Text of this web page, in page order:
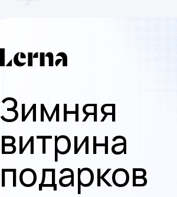
Зимняя
витрина
подарков